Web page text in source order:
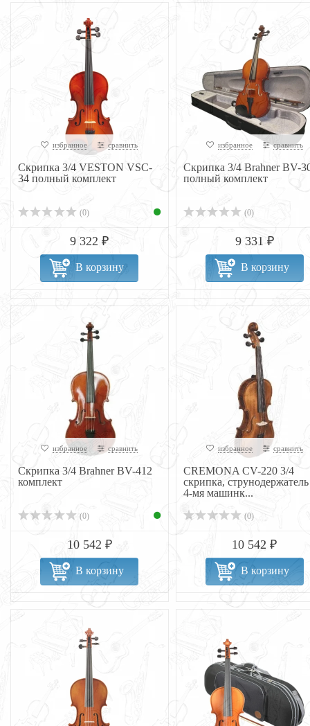
избранное сравнить
Скрипка 3/4 VESTON VSC-
34 полный комплект
(0)
9 322 ₽
В корзину
избранное сравнить
Скрипка 3/4 Brahner BV-
полный комплект
(0)
9 331 ₽
В корзину
избранное сравнить
Скрипка 3/4 Brahner BV-412
комплект
(0)
10 542 ₽
В корзину
избранное сравнить
CREMONA CV-220 3/4
скрипка, струнодержатель
4-мя машинк...
(0)
10 542 ₽
В корзину